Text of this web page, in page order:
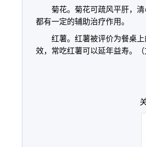
菊花。菊花可疏风平肝，
都有一定的辅助治疗作用。
红薯。红薯被评价为餐桌
效，常吃红薯可以延年益寿。